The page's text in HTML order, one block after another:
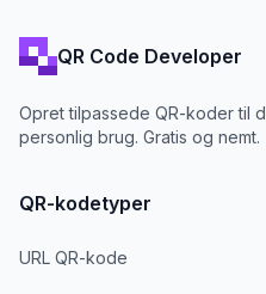
QR Code Developer
Opret tilpassede QR-koder til
personlig brug. Gratis og nemt.
QR-kodetyper
URL QR-kode